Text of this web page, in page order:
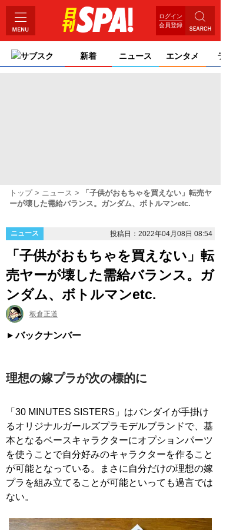
ログイン
会員登録
サブスク 新着 ニュース エンタメ ライ
トップ ニュース
「子供がおもちゃを買えない」転売ヤ
ーが壊した需給バランス。ガンダム、ボトルマンetc.
ニュース 投稿日：2022年04月08日 08:54
「子供がおもちゃを買えない」転
売ヤーが壊した需給バランス。ガ
ンダム、ボトルマンetc.
板倉正道
バックナンバー
理想の嫁プラが次の標的に
「30 MINUTES SISTERS」はバンダイが手掛け
るオリジナルガールズプラモデルブランドで、基
本となるベースキャラクターにオプションパーツ
を使うことで自分好みのキャラクターを作ること
が可能となっている。まさに自分だけの理想の嫁
プラを組み立てることが可能といっても過言では
ない。